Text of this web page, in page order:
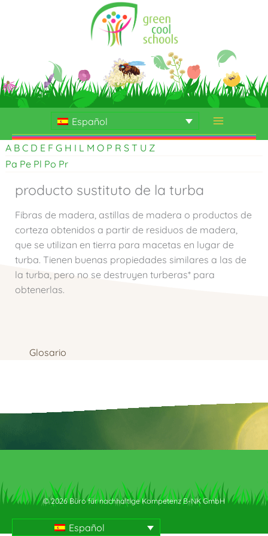
Español
A B C D E F G H I L M O P R S T U Z
Pa Pe Pl Po Pr
producto sustituto de la turba
Fibras de madera, astillas de madera o productos de
corteza obtenidos a partir de residuos de madera,
que se utilizan en tierra para macetas en lugar de
turba. Tienen buenas propiedades similares a las de
la turba, pero no se destruyen turberas* para
obtenerlas.
Glosario
© 2026 Büro für nachhaltige Kompetenz B-NK GmbH
Español